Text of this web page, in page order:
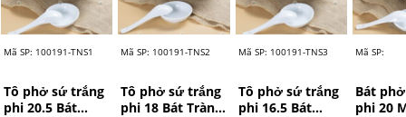
Mã SP: 100191-TNS1
Tô phở sứ trắng
phi 20.5 Bát
Mã SP: 100191-TNS2
Tô phở sứ trắng
phi 18 Bát Tràng
Mã SP: 100191-TNS3
Tô phở sứ trắng
phi 16.5 Bát
Mã SP:
Bát
phi 20